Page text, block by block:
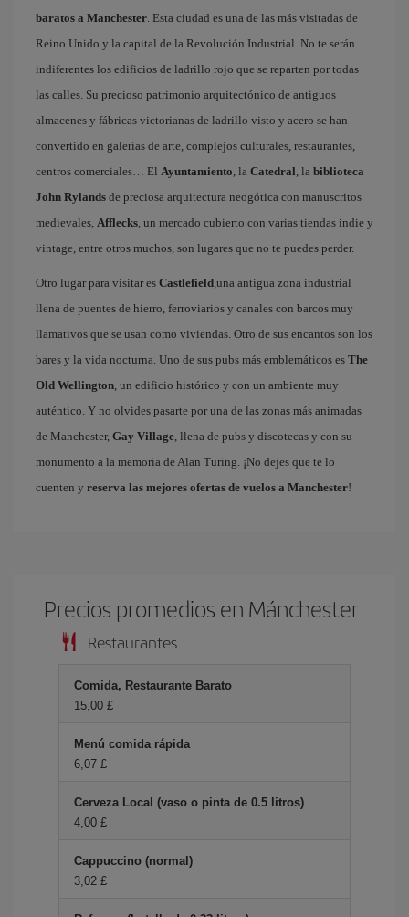
baratos a Manchester. Esta ciudad es una de las más visitadas de
Reino Unido y la capital de la Revolución Industrial. No te serán
indiferentes los edificios de ladrillo rojo que se reparten por todas
las calles. Su precioso patrimonio arquitectónico de antiguos
almacenes y fábricas victorianas de ladrillo visto y acero se han
convertido en galerías de arte, complejos culturales, restaurantes,
centros comerciales… El Ayuntamiento, la Catedral, la biblioteca
John Rylands de preciosa arquitectura neogótica con manuscritos
medievales, Afflecks, un mercado cubierto con varias tiendas indie y
vintage, entre otros muchos, son lugares que no te puedes perder.
Otro lugar para visitar es Castlefield,una antigua zona industrial
llena de puentes de hierro, ferroviarios y canales con barcos muy
llamativos que se usan como viviendas. Otro de sus encantos son los
bares y la vida nocturna. Uno de sus pubs más emblemáticos es The
Old Wellington, un edificio histórico y con un ambiente muy
auténtico. Y no olvides pasarte por una de las zonas más animadas
de Manchester, Gay Village, llena de pubs y discotecas y con su
monumento a la memoria de Alan Turing. ¡No dejes que te lo
cuenten y reserva las mejores ofertas de vuelos a Manchester!
Precios promedios en Mánchester
Restaurantes
Comida, Restaurante Barato
15,00 £
Menú comida rápida
6,07 £
Cerveza Local (vaso o pinta de 0.5 litros)
4,00 £
Cappuccino (normal)
3,02 £